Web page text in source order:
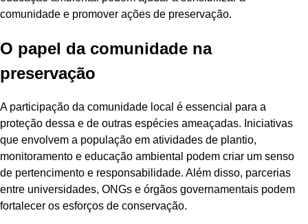
comunidade e promover ações de preservação.
O papel da comunidade na
preservação
A participação da comunidade local é essencial para a
proteção dessa e de outras espécies ameaçadas. Iniciativas
que envolvem a população em atividades de plantio,
monitoramento e educação ambiental podem criar um senso
de pertencimento e responsabilidade. Além disso, parcerias
entre universidades, ONGs e órgãos governamentais podem
fortalecer os esforços de conservação.